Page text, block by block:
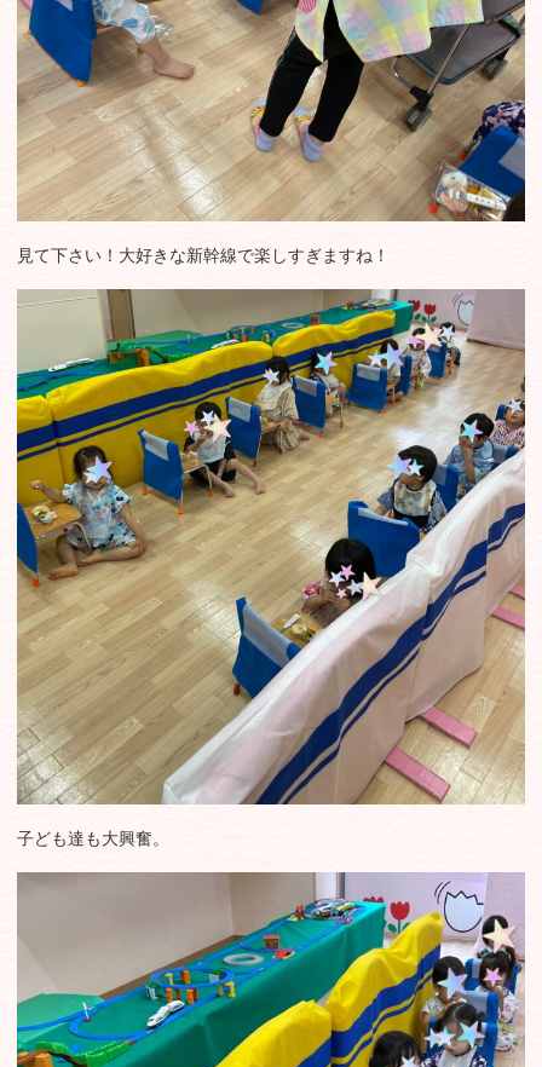
見て下さい！大好きな新幹線で楽しすぎますね！
子ども達も大興奮。